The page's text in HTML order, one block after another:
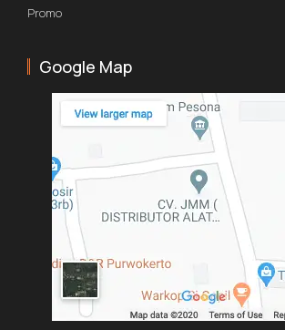
Promo
Google Map